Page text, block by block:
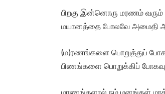
பிறகு இன்னொரு மரணம்
மயானத்தை போலவே அமைதி
(ம)ரணங்களை பொறுத்துப்
பிணங்களை பொறுக்கிப்
மரணங்களால் நம் மனங்கள்